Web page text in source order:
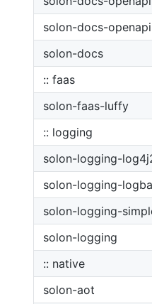
solon-docs-
solon-docs
:: faas
solon-faas-luffy
:: logging
solon-logging-
solon-logging-
solon-logging-
solon-logging
:: native
solon-aot